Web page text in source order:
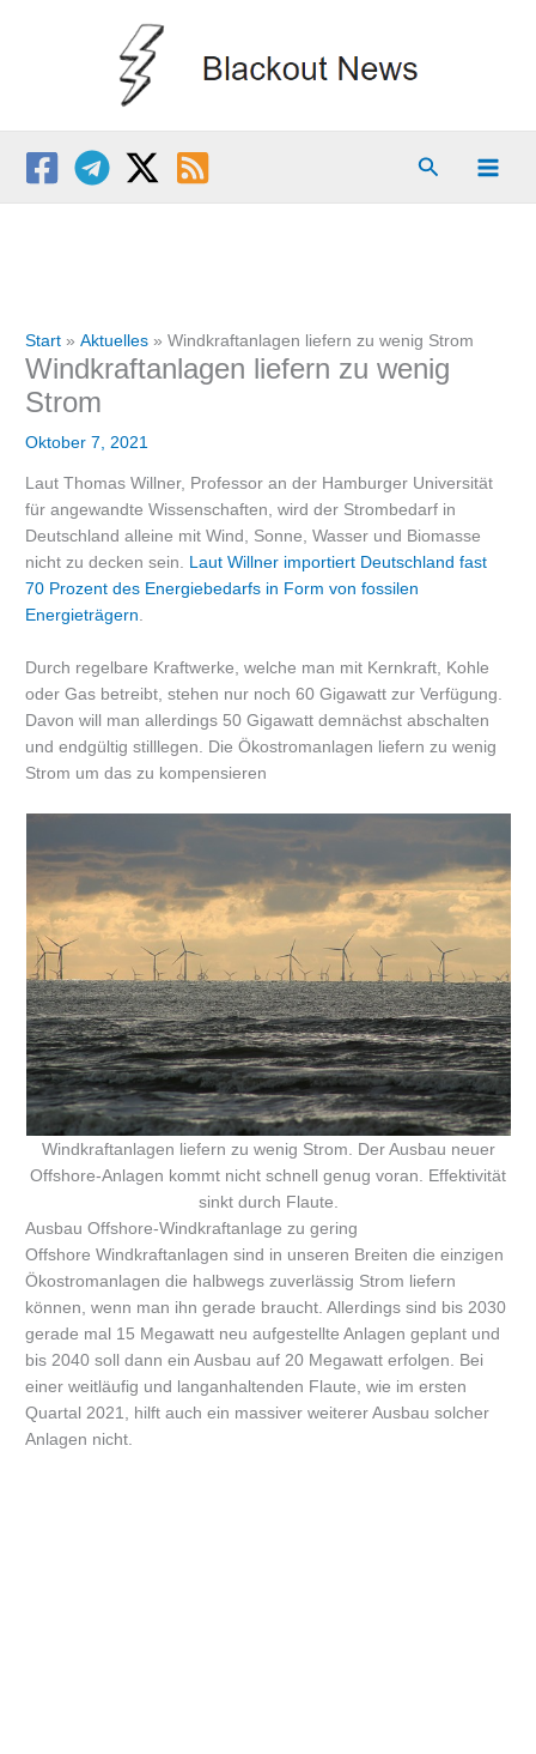
Suchen
Start Aktuelles Windkraftanlagen liefern zu wenig Strom
Windkraftanlagen liefern zu wenig
Strom
Oktober 7, 2021
Laut Thomas Willner, Professor an der Hamburger Universität
für angewandte Wissenschaften, wird der Strombedarf in
Deutschland alleine mit Wind, Sonne, Wasser und Biomasse
nicht zu decken sein.
Laut Willner importiert Deutschland fast
70 Prozent des Energiebedarfs in Form von fossilen
Energieträgern
Durch regelbare Kraftwerke, welche man mit Kernkraft, Kohle
oder Gas betreibt, stehen nur noch 60 Gigawatt zur Verfügung.
Davon will man allerdings 50 Gigawatt demnächst abschalten
und endgültig stilllegen. Die Ökostromanlagen liefern zu wenig
Strom um das zu kompensieren
Windkraftanlagen liefern zu wenig Strom. Der Ausbau neuer
Offshore-Anlagen kommt nicht schnell genug voran. Effektivität
sinkt durch Flaute.
Ausbau Offshore-Windkraftanlage zu gering
Offshore Windkraftanlagen sind in unseren Breiten die einzigen
Ökostromanlagen die halbwegs zuverlässig Strom liefern
können, wenn man ihn gerade braucht. Allerdings sind bis 2030
gerade mal 15 Megawatt neu aufgestellte Anlagen geplant und
bis 2040 soll dann ein Ausbau auf 20 Megawatt erfolgen. Bei
einer weitläufig und langanhaltenden Flaute, wie im ersten
Quartal 2021, hilft auch ein massiver weiterer Ausbau solcher
Anlagen nicht.